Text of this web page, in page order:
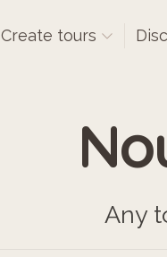
Create tours
Any